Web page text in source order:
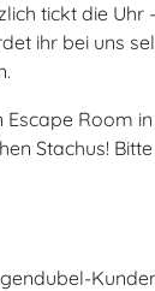
tickt die Uhr
ihr bei uns
Escape Room
Stachus!